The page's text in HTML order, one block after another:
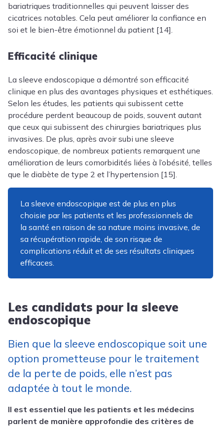
bariatriques traditionnelles qui peuvent laisser des
cicatrices notables. Cela peut améliorer la confiance en
soi et le bien-être émotionnel du patient [14].
Efficacité clinique
La sleeve endoscopique a démontré son efficacité
clinique en plus des avantages physiques et esthétiques.
Selon les études, les patients qui subissent cette
procédure perdent beaucoup de poids, souvent autant
que ceux qui subissent des chirurgies bariatriques plus
invasives. De plus, après avoir subi une sleeve
endoscopique, de nombreux patients remarquent une
amélioration de leurs comorbidités liées à l’obésité, telles
que le diabète de type 2 et l’hypertension [15].
La sleeve endoscopique est de plus en plus
choisie par les patients et les professionnels de
la santé en raison de sa nature moins invasive, de
sa récupération rapide, de son risque de
complications réduit et de ses résultats cliniques
efficaces.
Les candidats pour la sleeve
endoscopique
Bien que la sleeve endoscopique soit une
option prometteuse pour le traitement
de la perte de poids, elle n’est pas
adaptée à tout le monde.
Il est essentiel que les patients et les médecins
parlent de manière approfondie des critères de